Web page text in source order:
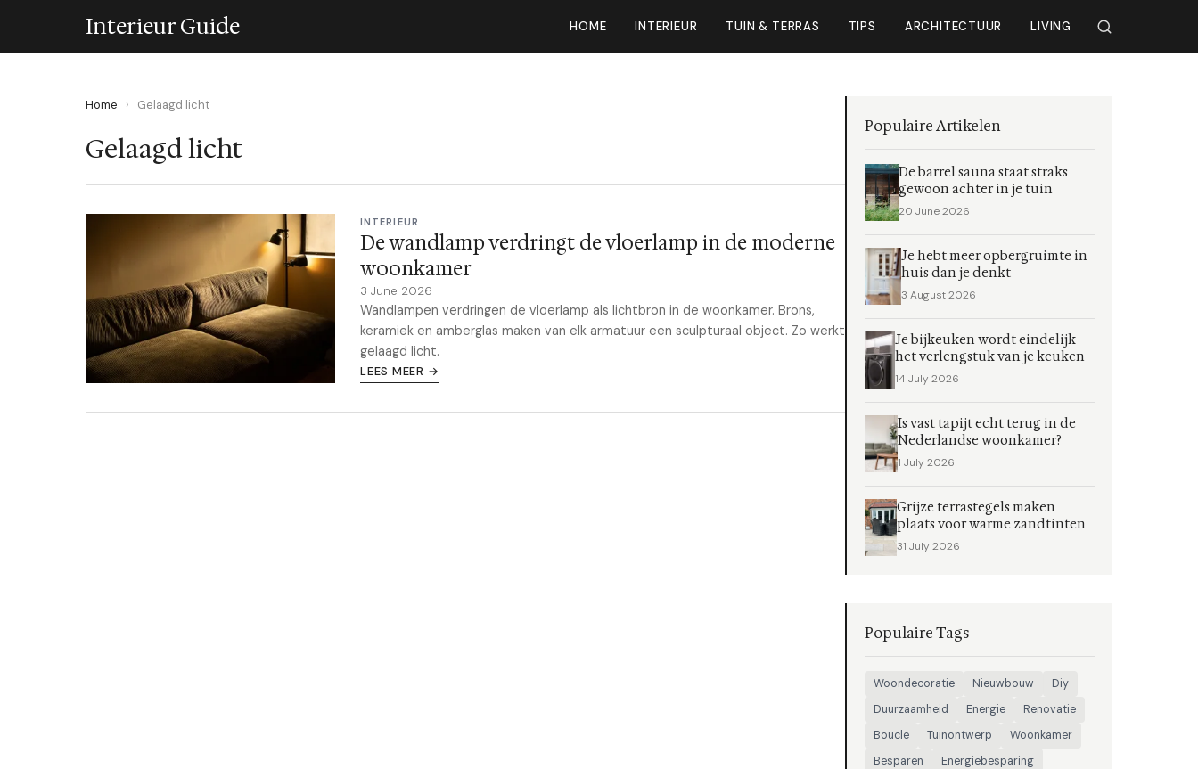
Interieur Guide HOME INTERIEUR TUIN & TERRAS TIPS ARCHITECTUUR LIVING
Home › Gelaagd licht
Gelaagd licht
INTERIEUR
De wandlamp verdringt de vloerlamp in de moderne
woonkamer
3 June 2026
Wandlampen verdringen de vloerlamp als lichtbron in de woonkamer. Brons,
keramiek en amberglas maken van elk armatuur een sculpturaal object. Zo werkt
gelaagd licht.
LEES MEER →
Populaire Artikelen
De barrel sauna staat straks
gewoon achter in je tuin
20 June 2026
Je hebt meer opbergruimte in
huis dan je denkt
3 August 2026
Je bijkeuken wordt eindelijk
het verlengstuk van je keuken
14 July 2026
Is vast tapijt echt terug in de
Nederlandse woonkamer?
1 July 2026
Grijze terrastegels maken
plaats voor warme zandtinten
31 July 2026
Populaire Tags
Woondecoratie Nieuwbouw
Diy
Duurzaamheid
Energie
Renovatie
Boucle
Tuinontwerp
Woonkamer
Besparen
Energiebesparing